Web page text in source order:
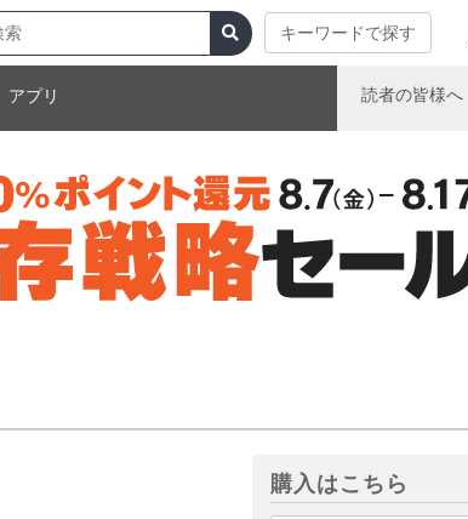
キーワードで探す
アプリ 読者の皆様へ
購入はこちら